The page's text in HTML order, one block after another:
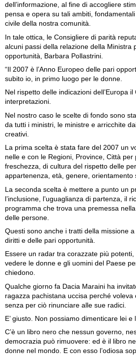
dell’informazione, al fine di accogliere
pensa e opera su tali ambiti,
civile della nostra comunità.
In tale ottica, le Consigliere di parità
alcuni passi della relazione della Ministra
opportunità, Barbara Pollastrini.
“Il 2007 è l’Anno Europeo delle pari
subito io, in primo luogo per le donne.
Nel rispetto delle indicazioni dell’Europa
interpretazioni.
Nel nostro caso le scelte di fondo sono
da tutti i ministri, le ministre e arricchite
creativi.
La prima scelta è stata fare del 2007 un
nelle e con le Regioni, Province, Città
freschezza, di cultura del rispetto delle
appartenenza, età, genere, orientamento
La seconda scelta è mettere a punto un
l’inclusione, l’uguaglianza di partenza, il
programma che trova una premessa
delle persone.
Questi sono anche i tratti della missione
diritti e delle pari opportunità.
Essere un radar tra corazzate più
vedere le donne e gli uomini del Paese
chiedono.
Qualche giorno fa Dacia Maraini ha
ragazza pachistana uccisa perché voleva
senza per ciò rinunciare alle sue radici.
E’ giusto. Non possiamo dimenticare lei e
C’è un libro nero che nessun governo,
democrazia può rimuovere: ed è il libro
donne nel mondo. E con esso l’odiosa